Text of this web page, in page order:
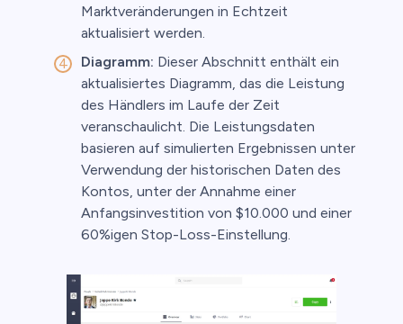
Marktveränderungen in Echtzeit
aktualisiert werden.
Diagramm: Dieser Abschnitt enthält ein
aktualisiertes Diagramm, das die Leistung
des Händlers im Laufe der Zeit
veranschaulicht. Die Leistungsdaten
basieren auf simulierten Ergebnissen unter
Verwendung der historischen Daten des
Kontos, unter der Annahme einer
Anfangsinvestition von $10.000 und einer
60%igen Stop-Loss-Einstellung.